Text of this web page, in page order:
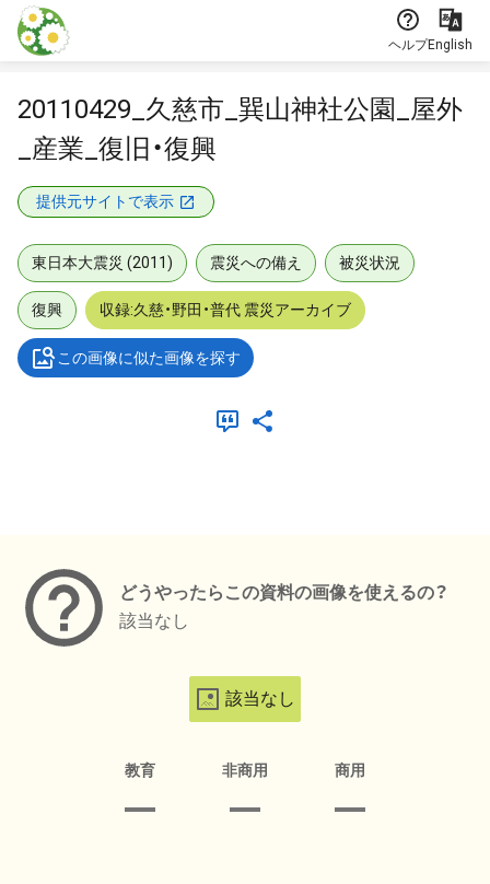
本文に飛ぶ
ヘルプEnglish
20110429_久慈市_巽山神社公園_屋外
_産業_復旧・復興
提供元サイトで表示
東日本大震災 (2011) 震災への備え 被災状況
復興 収録:久慈・野田・普代 震災アーカイブ
この画像に似た画像を探す
どうやったらこの資料の画像を使えるの？
該当なし
該当なし
教育 非商用 商用